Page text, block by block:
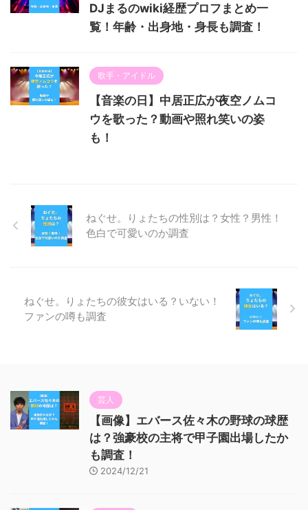
DJまるのwiki経歴プロフまとめ一
覧！年齢・出身地・身長も調査！
歌手・アイドル
【音楽の日】中居正広が夜空ノムコ
ウを歌った？動画や照れ笑いの姿
も！
ねぐせ。りょたちの性別は？女性？男性！
色白で可愛いのか調査
ねぐせ。りょたちの彼女はいる？いない！
ファンの噂も調査
芸人
【画像】エバース佐々木の野球の球歴
は？強豪校の主将で甲子園出場したか
も調査！
2024/12/21